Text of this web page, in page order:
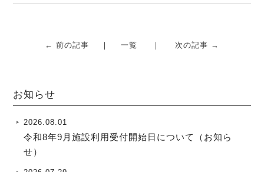
← 前の記事 一覧 次の記事 →
お知らせ
2026.08.01
令和8年9月施設利用受付開始日について（お知ら
せ）